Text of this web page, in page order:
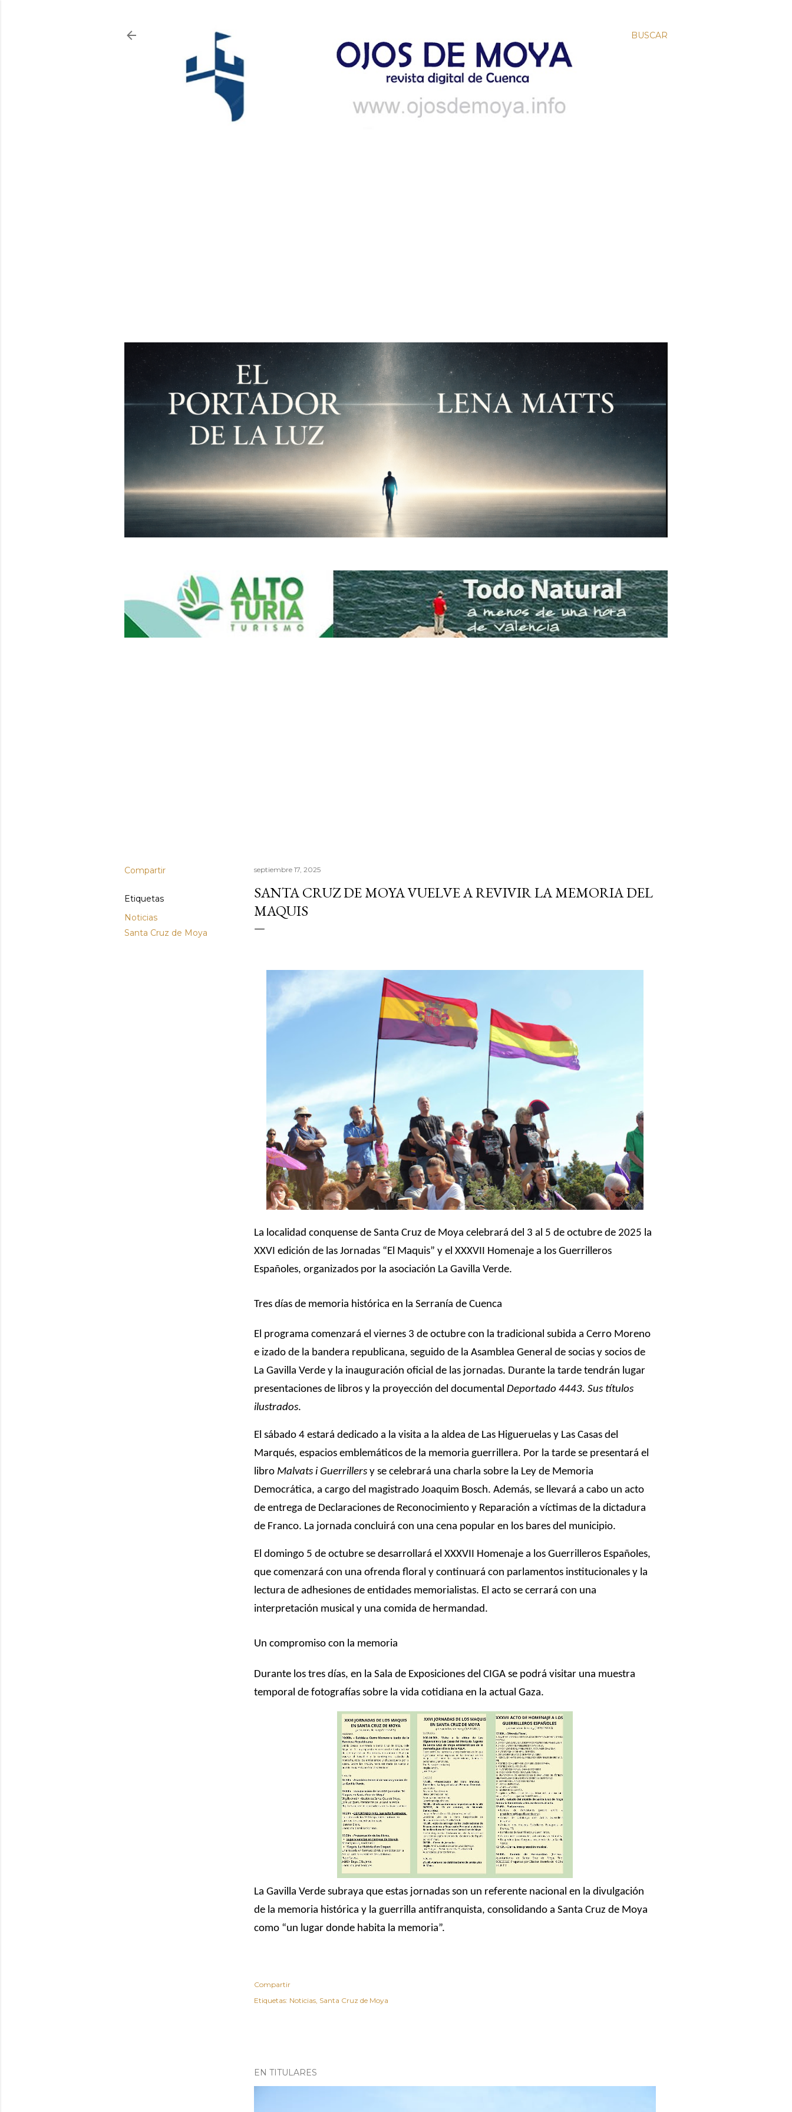
BUSCAR
Compartir
Etiquetas
Noticias
Santa Cruz de Moya
septiembre 17, 2025
SANTA CRUZ DE MOYA VUELVE A REVIVIR LA MEMORIA DEL
MAQUIS
La localidad conquense de Santa Cruz de Moya celebrará del 3 al 5 de octubre de 2025 la
XXVI edición de las Jornadas “El Maquis” y el XXXVII Homenaje a los Guerrilleros
Españoles, organizados por la asociación La Gavilla Verde.
Tres días de memoria histórica en la Serranía de Cuenca
El programa comenzará el viernes 3 de octubre con la tradicional subida a Cerro Moreno
e izado de la bandera republicana, seguido de la Asamblea General de socias y socios de
La Gavilla Verde y la inauguración oficial de las jornadas. Durante la tarde tendrán lugar
presentaciones de libros y la proyección del documental Deportado 4443. Sus títulos
ilustrados.
El sábado 4 estará dedicado a la visita a la aldea de Las Higueruelas y Las Casas del
Marqués, espacios emblemáticos de la memoria guerrillera. Por la tarde se presentará el
libro Malvats i Guerrillers y se celebrará una charla sobre la Ley de Memoria
Democrática, a cargo del magistrado Joaquim Bosch. Además, se llevará a cabo un acto
de entrega de Declaraciones de Reconocimiento y Reparación a víctimas de la dictadura
de Franco. La jornada concluirá con una cena popular en los bares del municipio.
El domingo 5 de octubre se desarrollará el XXXVII Homenaje a los Guerrilleros Españoles,
que comenzará con una ofrenda floral y continuará con parlamentos institucionales y la
lectura de adhesiones de entidades memorialistas. El acto se cerrará con una
interpretación musical y una comida de hermandad.
Un compromiso con la memoria
Durante los tres días, en la Sala de Exposiciones del CIGA se podrá visitar una muestra
temporal de fotografías sobre la vida cotidiana en la actual Gaza.
La Gavilla Verde subraya que estas jornadas son un referente nacional en la divulgación
de la memoria histórica y la guerrilla antifranquista, consolidando a Santa Cruz de Moya
como “un lugar donde habita la memoria”.
Compartir
Etiquetas: Noticias Santa Cruz de Moya
EN TITULARES